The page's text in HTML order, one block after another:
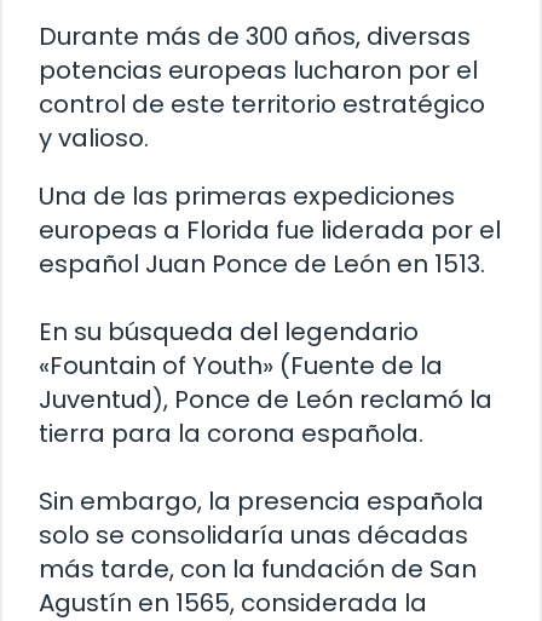
Durante más de 300 años, diversas
potencias europeas lucharon por el
control de este territorio estratégico
y valioso.
Una de las primeras expediciones
europeas a Florida fue liderada por el
español Juan Ponce de León en 1513.
En su búsqueda del legendario
«Fountain of Youth» (Fuente de la
Juventud), Ponce de León reclamó la
tierra para la corona española.
Sin embargo, la presencia española
solo se consolidaría unas décadas
más tarde, con la fundación de San
Agustín en 1565, considerada la